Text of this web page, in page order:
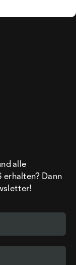
alle
erhalten? Dann